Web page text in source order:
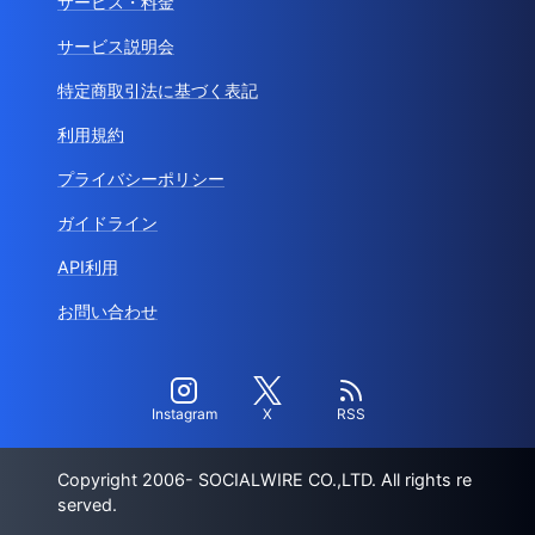
サービス説明会
特定商取引法に基づく表記
利用規約
プライバシーポリシー
ガイドライン
API利用
お問い合わせ
Instagram X RSS
Copyright 2006- SOCIALWIRE CO.,LTD. All rights re
served.